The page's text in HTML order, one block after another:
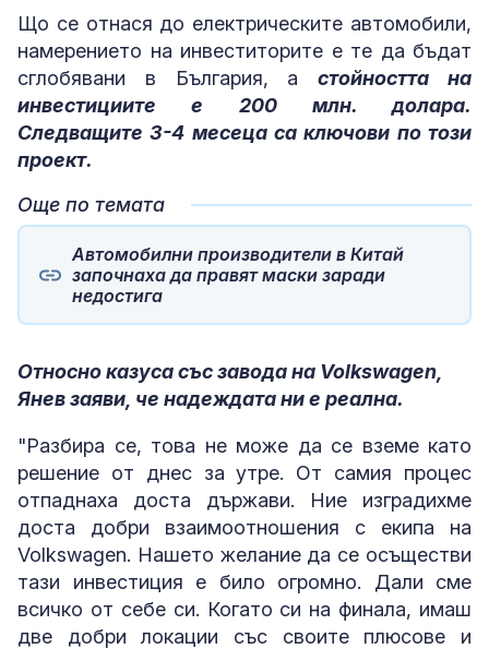
Що се отнася до електрическите автомобили,
намерението на инвеститорите е те да бъдат
сглобявани в България, астойността на
инвестициите е 200 млн. долара.
Следващите 3-4 месеца са ключови по този
проект.
Още по темата
Автомобилни производители в Китай
започнаха да правят маски заради
недостига
Относно казуса със завода на Volkswagen,
Янев заяви, че надеждата ни е реална.
"Разбира се, това не може да се вземе като
решение от днес за утре. От самия процес
отпаднаха доста държави. Ние изградихме
доста добри взаимоотношения с екипа на
Volkswagen. Нашето желание да се осъществи
тази инвестиция е било огромно. Дали сме
всичко от себе си. Когато си на финала, имаш
две добри локации със своите плюсове и